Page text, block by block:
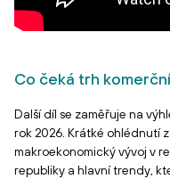
Co čeká trh
Další díl se zaměřuje na
rok 2026. Krátké ohlédnutí
makroekonomický vývoj v
republiky a hlavní trendy,